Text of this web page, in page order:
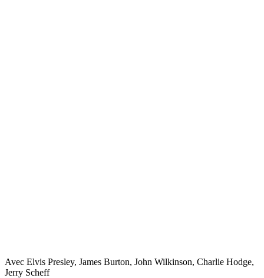
Avec Elvis Presley, James Burton, John Wilkinson, Charlie Hodge,
Jerry Scheff